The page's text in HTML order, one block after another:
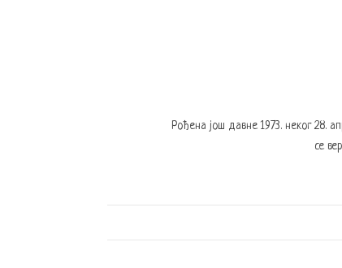
Рођена још давне 1973. неког 28.
се